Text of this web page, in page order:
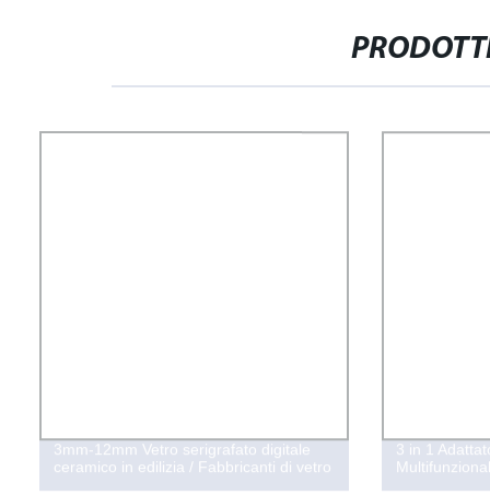
3mm-12mm Vetro serigrafato digitale
ceramico in edilizia / Fabbricanti di vetro
3 in 1